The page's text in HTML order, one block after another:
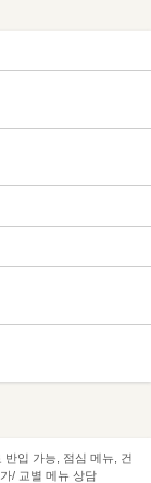
반입 가능, 점심 메뉴, 건
/ 교별 메뉴 상담